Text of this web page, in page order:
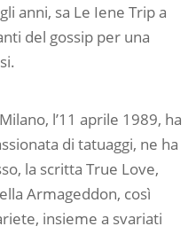
anni, sa Le Iene Trip a
del gossip per una
l’11 aprile 1989, ha
di tatuaggi, ne ha
la scritta True Love,
Armageddon, così
insieme a svariati